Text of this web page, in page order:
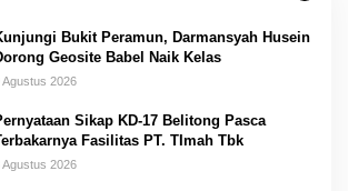
Bukit Peramun, Darmansyah Husein
Geosite Babel Naik Kelas
Agustus 2026
Sikap KD-17 Belitong Pasca
Fasilitas PT. TImah Tbk
Agustus 2026